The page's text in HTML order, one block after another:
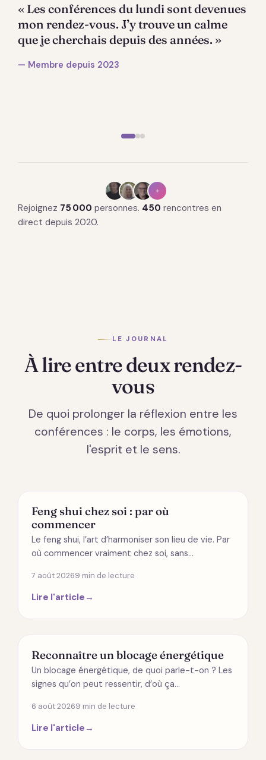
« Les conférences du lundi sont devenues
mon rendez-vous. J’y trouve un calme
que je cherchais depuis des années. »
— Membre depuis 2023
+
Rejoignez 75 000 personnes. 450 rencontres en
direct depuis 2020.
LE JOURNAL
À lire entre deux rendez-
vous
De quoi prolonger la réflexion entre les
conférences : le corps, les émotions,
l'esprit et le sens.
MODES DE VIE
Feng shui chez soi : par où
commencer
Le feng shui, l’art d’harmoniser son lieu de vie. Par
où commencer vraiment chez soi, sans…
7 août 20269 min de lecture
Lire l'article →
ÉNERGÉTIQUE
Reconnaître un blocage énergétique
Un blocage énergétique, de quoi parle-t-on ? Les
signes qu’on peut ressentir, d’où ça…
6 août 20269 min de lecture
Lire l'article →